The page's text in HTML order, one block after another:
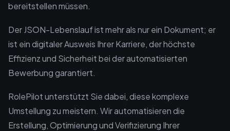
bereitstellen müssen.
Der JSON-Lebenslauf ist mehr als nur ein Dokument; er
ist ein digitaler Ausweis Ihrer Karriere, der höchste
Effizienz und Sicherheit bei der automatisierten
Bewerbung garantiert.
RolePilot unterstützt Sie dabei, diese komplexe
Umstellung zu meistern. Wir automatisieren die
Erstellung, Optimierung und Verifizierung Ihrer